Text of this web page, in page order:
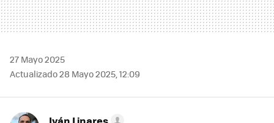
27 Mayo 2025
Actualizado 28 Mayo 2025, 12:09